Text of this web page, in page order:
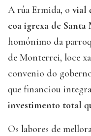
A rúa Ermida, o vial
coa igrexa de
homónimo da
de Monterrei, loce
convenio do
que financiou
investimento total
Os labores de